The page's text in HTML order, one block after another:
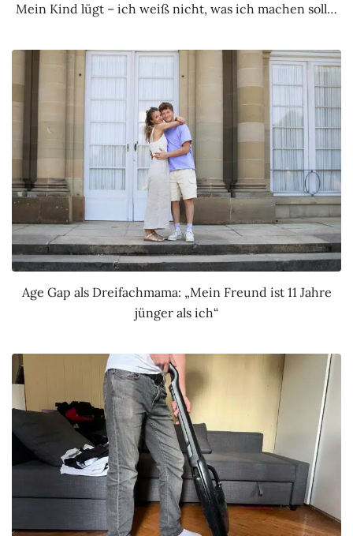
Mein Kind lügt – ich weiß nicht, was ich machen soll…
Age Gap als Dreifachmama: „Mein Freund ist 11 Jahre
jünger als ich“